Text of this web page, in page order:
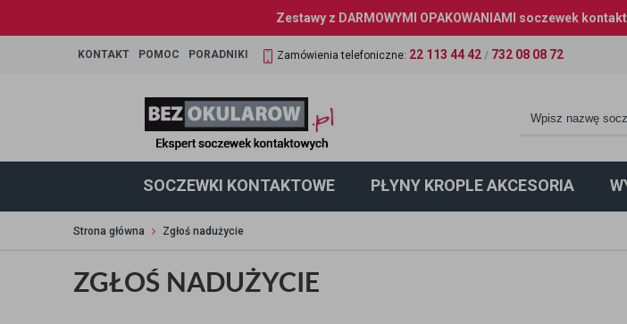
Zestawy z DARMOWYMI OPAKOWANIAMI soczewek
KONTAKT POMOC PORADNIKI Zamówienia telefoniczne: 22 113 44 42 / 732 08 08 72
SOCZEWKI KONTAKTOWE PŁYNY KROPLE AKCESORIA
Strona główna Zgłoś nadużycie
ZGŁOŚ NADUŻYCIE